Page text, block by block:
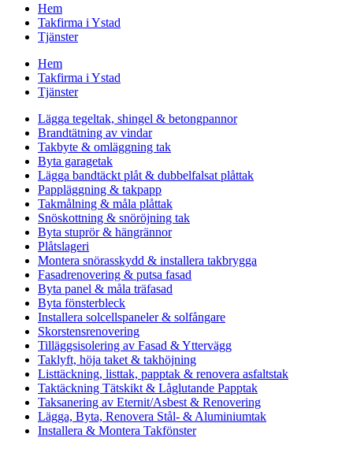
Hem
Takfirma i Ystad
Tjänster
Hem
Takfirma i Ystad
Tjänster
Lägga tegeltak, shingel & betongpannor
Brandtätning av vindar
Takbyte & omläggning tak
Byta garagetak
Lägga bandtäckt plåt & dubbelfalsat plåttak
Pappläggning & takpapp
Takmålning & måla plåttak
Snöskottning & snöröjning tak
Byta stuprör & hängrännor
Plåtslageri
Montera snörasskydd & installera takbrygga
Fasadrenovering & putsa fasad
Byta panel & måla träfasad
Byta fönsterbleck
Installera solcellspaneler & solfångare
Skorstensrenovering
Tilläggsisolering av Fasad & Yttervägg
Taklyft, höja taket & takhöjning
Listtäckning, listtak, papptak & renovera asfaltstak
Taktäckning Tätskikt & Låglutande Papptak
Taksanering av Eternit/Asbest & Renovering
Lägga, Byta, Renovera Stål- & Aluminiumtak
Installera & Montera Takfönster